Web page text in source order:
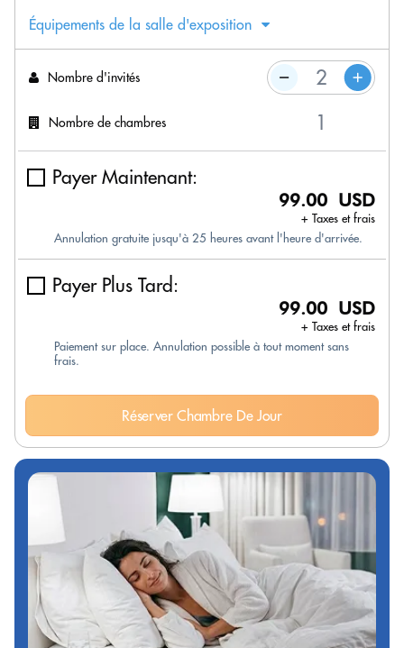
Équipements de la salle d'exposition
Nombre d'invités
Nombre de chambres
Payer Maintenant:
99.00 USD
+ Taxes et frais
Annulation gratuite jusqu'à 25 heures avant l'heure d'arrivée.
Payer Plus Tard:
99.00 USD
+ Taxes et frais
Paiement sur place. Annulation possible à tout moment sans
frais.
Réserver Chambre De Jour